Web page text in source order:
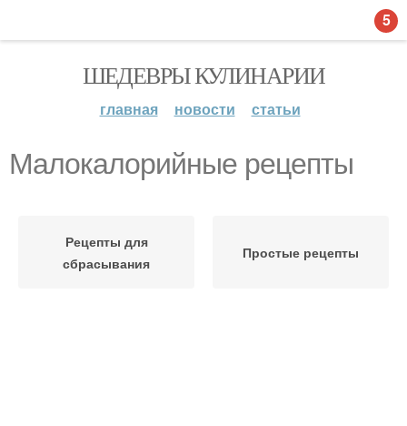
ШЕДЕВРЫ КУЛИНАРИИ
главная новости статьи
Малокалорийные рецепты
Рецепты для
сбрасывания
Простые рецепты
5